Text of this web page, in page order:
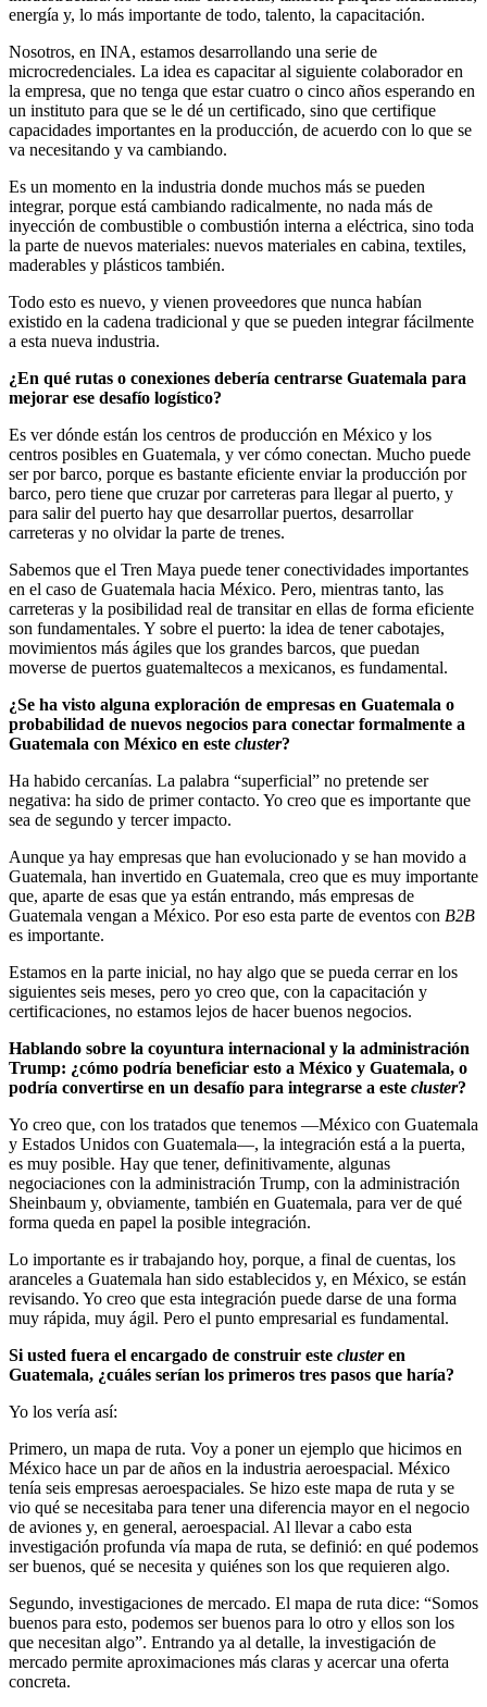
energía y, lo más importante de todo, talento, la capacitación.
Nosotros, en INA, estamos desarrollando una serie de
microcredenciales. La idea es capacitar al siguiente colaborador en
la empresa, que no tenga que estar cuatro o cinco años esperando en
un instituto para que se le dé un certificado, sino que certifique
capacidades importantes en la producción, de acuerdo con lo que se
va necesitando y va cambiando.
Es un momento en la industria donde muchos más se pueden
integrar, porque está cambiando radicalmente, no nada más de
inyección de combustible o combustión interna a eléctrica, sino toda
la parte de nuevos materiales: nuevos materiales en cabina, textiles,
maderables y plásticos también.
Todo esto es nuevo, y vienen proveedores que nunca habían
existido en la cadena tradicional y que se pueden integrar fácilmente
a esta nueva industria.
¿En qué rutas o conexiones debería centrarse Guatemala para
mejorar ese desafío logístico?
Es ver dónde están los centros de producción en México y los
centros posibles en Guatemala, y ver cómo conectan. Mucho puede
ser por barco, porque es bastante eficiente enviar la producción por
barco, pero tiene que cruzar por carreteras para llegar al puerto, y
para salir del puerto hay que desarrollar puertos, desarrollar
carreteras y no olvidar la parte de trenes.
Sabemos que el Tren Maya puede tener conectividades importantes
en el caso de Guatemala hacia México. Pero, mientras tanto, las
carreteras y la posibilidad real de transitar en ellas de forma eficiente
son fundamentales. Y sobre el puerto: la idea de tener cabotajes,
movimientos más ágiles que los grandes barcos, que puedan
moverse de puertos guatemaltecos a mexicanos, es fundamental.
¿Se ha visto alguna exploración de empresas en Guatemala o
probabilidad de nuevos negocios para conectar formalmente a
Guatemala con México en este cluster?
Ha habido cercanías. La palabra “superficial” no pretende ser
negativa: ha sido de primer contacto. Yo creo que es importante que
sea de segundo y tercer impacto.
Aunque ya hay empresas que han evolucionado y se han movido a
Guatemala, han invertido en Guatemala, creo que es muy importante
que, aparte de esas que ya están entrando, más empresas de
Guatemala vengan a México. Por eso esta parte de eventos con B2B
es importante.
Estamos en la parte inicial, no hay algo que se pueda cerrar en los
siguientes seis meses, pero yo creo que, con la capacitación y
certificaciones, no estamos lejos de hacer buenos negocios.
Hablando sobre la coyuntura internacional y la administración
Trump: ¿cómo podría beneficiar esto a México y Guatemala, o
podría convertirse en un desafío para integrarse a este cluster?
Yo creo que, con los tratados que tenemos —México con Guatemala
y Estados Unidos con Guatemala—, la integración está a la puerta,
es muy posible. Hay que tener, definitivamente, algunas
negociaciones con la administración Trump, con la administración
Sheinbaum y, obviamente, también en Guatemala, para ver de qué
forma queda en papel la posible integración.
Lo importante es ir trabajando hoy, porque, a final de cuentas, los
aranceles a Guatemala han sido establecidos y, en México, se están
revisando. Yo creo que esta integración puede darse de una forma
muy rápida, muy ágil. Pero el punto empresarial es fundamental.
Si usted fuera el encargado de construir este clusteren
Guatemala, ¿cuáles serían los primeros tres pasos que haría?
Yo los vería así:
Primero, un mapa de ruta. Voy a poner un ejemplo que hicimos en
México hace un par de años en la industria aeroespacial. México
tenía seis empresas aeroespaciales. Se hizo este mapa de ruta y se
vio qué se necesitaba para tener una diferencia mayor en el negocio
de aviones y, en general, aeroespacial. Al llevar a cabo esta
investigación profunda vía mapa de ruta, se definió: en qué podemos
ser buenos, qué se necesita y quiénes son los que requieren algo.
Segundo, investigaciones de mercado. El mapa de ruta dice: “Somos
buenos para esto, podemos ser buenos para lo otro y ellos son los
que necesitan algo”. Entrando ya al detalle, la investigación de
mercado permite aproximaciones más claras y acercar una oferta
concreta.